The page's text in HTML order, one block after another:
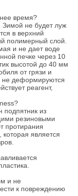
время?
Зимой не будет луж
в верхний
полимерный слой.
и не дает воде
печке через 10
высотой до 40 мм
от грязи и
не деформируются
реагент,
подпятник из
резиновыми
протирания
которая является
и не
к повреждению